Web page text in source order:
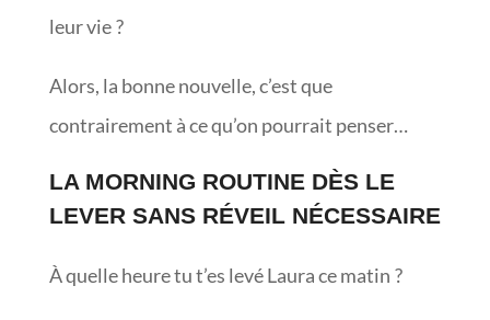
leur vie ?
Alors, la bonne nouvelle, c’est que
contrairement à ce qu’on pourrait penser…
LA MORNING ROUTINE DÈS LE
LEVER SANS RÉVEIL NÉCESSAIRE
À quelle heure tu t’es levé Laura ce matin ?